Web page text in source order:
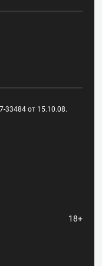
33484 от 15.10.08.
18+